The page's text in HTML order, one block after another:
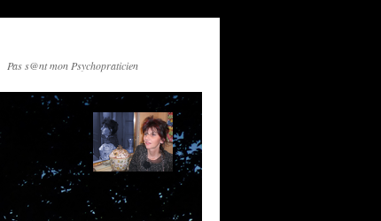
Pas s@nt mon Psychopraticien